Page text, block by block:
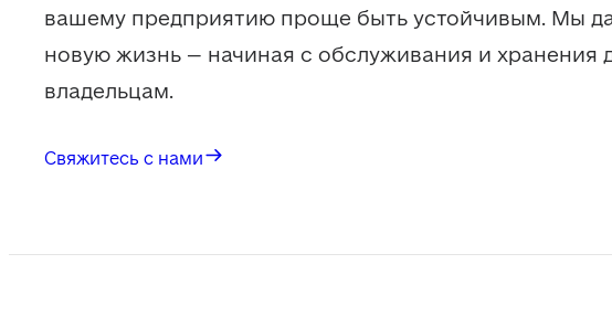
вашему предприятию проще быть устойчивым. Мы
новую жизнь – начиная с обслуживания и хранения
владельцам.
Свяжитесь с нами